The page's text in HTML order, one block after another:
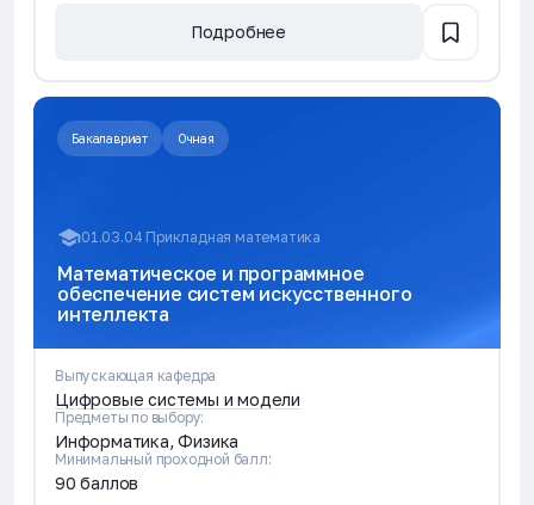
Подробнее
Бакалавриат Очная
01.03.04 Прикладная математика
Математическое и программное
обеспечение систем искусственного
интеллекта
Выпускающая кафедра
Цифровые системы и модели
Предметы по выбору:
Информатика, Физика
Минимальный проходной балл:
90 баллов